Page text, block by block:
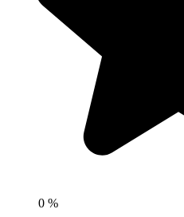
0 %